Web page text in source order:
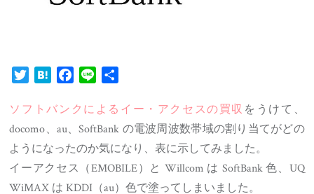
TwitterHatenaFacebook
Line
ソフトバンクによるイー・アクセスの買収 をうけて、
docomo、au、SoftBank の電波周波数帯域の割り当てがどの
ようになったのか気になり、表に示してみました。
イーアクセス（EMOBILE）と Willcom は SoftBank 色、UQ
WiMAX は KDDI（au）色で塗ってしまいました。